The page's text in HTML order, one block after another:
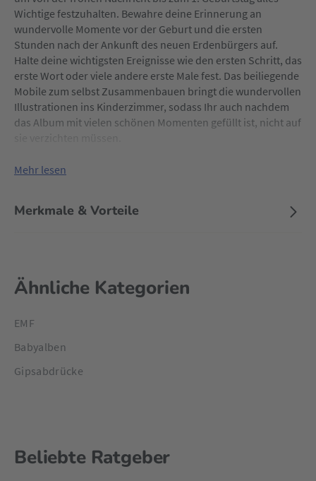
Wichtige festzuhalten. Bewahre deine Erinnerung an
wundervolle Momente vor der Geburt und die ersten
Stunden nach der Ankunft des neuen Erdenbürgers auf.
Halte deine wichtigsten Ereignisse wie den ersten Schritt, das
erste Wort oder viele andere erste Male fest. Das beiliegende
Mobile zum selbst Zusammenbauen bringt die wundervollen
Illustrationen ins Kinderzimmer, sodass Ihr auch nachdem
das Album mit vielen schönen Momenten gefüllt ist, nicht auf
Mehr lesen
Merkmale & Vorteile
Ähnliche Kategorien
EMF
Babyalben
Gipsabdrücke
Beliebte Ratgeber